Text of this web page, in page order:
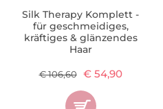
Silk Therapy Komplett -
für geschmeidiges,
kräftiges & glänzendes
Haar
€ 106,60 € 54,90